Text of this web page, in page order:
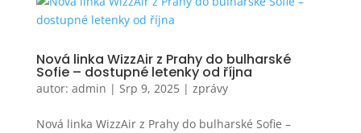
Nová linka WizzAir z Prahy do bulharské
Sofie – dostupné letenky od října
autor: admin | Srp 9, 2025| zprávy
Nová linka WizzAir z Prahy do bulharské Sofie –